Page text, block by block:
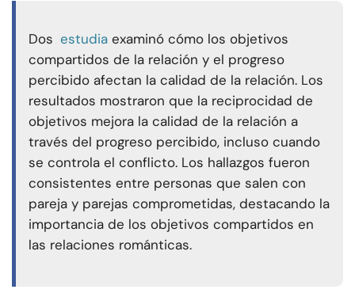
Dos estudia examinó cómo los objetivos
compartidos de la relación y el progreso
percibido afectan la calidad de la relación. Los
resultados mostraron que la reciprocidad de
objetivos mejora la calidad de la relación a
través del progreso percibido, incluso cuando
se controla el conflicto. Los hallazgos fueron
consistentes entre personas que salen con
pareja y parejas comprometidas, destacando la
importancia de los objetivos compartidos en
las relaciones románticas.